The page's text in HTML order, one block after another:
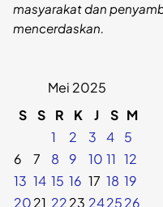
masyarakat dan
mencerdaskan.
Mei 2025
S
S R K J S M
1
2 3 4
5
6
7 8 9 10 11 12
13 14 15 16 17 18 19
2021 2223 242526